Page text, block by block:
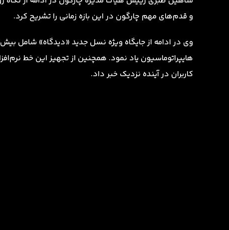
و قدم‌های مهم چارگون در این بازه زمانی را تشریح کرد.
هایپراتوماسیون یاد نمود. همچنین از تجهیز این خط
کاربران در آینده نزدیک خبر داد.